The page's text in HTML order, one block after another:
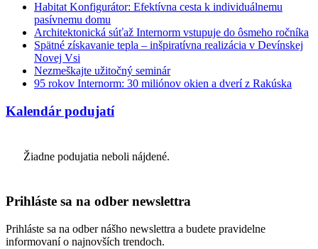
Habitat Konfigurátor: Efektívna cesta k individuálnemu
pasívnemu domu
Architektonická súťaž Internorm vstupuje do ôsmeho ročníka
Spätné získavanie tepla – inšpiratívna realizácia v Devínskej
Novej Vsi
Nezmeškajte užitočný seminár
95 rokov Internorm: 30 miliónov okien a dverí z Rakúska
Kalendár podujatí
Žiadne podujatia neboli nájdené.
Prihláste sa na odber newslettra
Prihláste sa na odber nášho newslettra a budete pravidelne
informovaní o najnovších trendoch.